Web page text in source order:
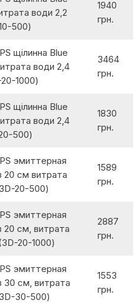
води 2,2
500)
1940
грн.
щілинна Blue
води 2,4
1000)
3464
грн.
щілинна Blue
води 2,4
500)
1830
грн.
эмиттерная
20 см витрата
20-500)
1589
грн.
эмиттерная
20 см, витрата
20-1000)
2887
грн.
эмиттерная
30 см, витрата
30-500)
1553
грн.